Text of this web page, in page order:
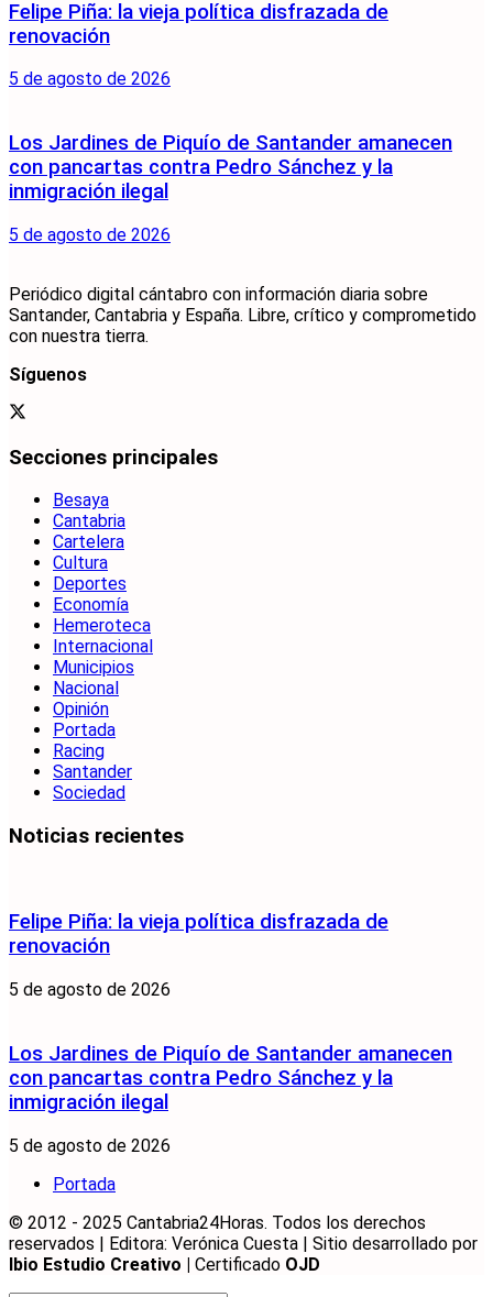
Felipe Piña: la vieja política disfrazada de
renovación
5 de agosto de 2026
Los Jardines de Piquío de Santander amanecen
con pancartas contra Pedro Sánchez y la
inmigración ilegal
5 de agosto de 2026
Periódico digital cántabro con información diaria sobre
Santander, Cantabria y España. Libre, crítico y comprometido
con nuestra tierra.
Síguenos
Secciones principales
Besaya
Cantabria
Cartelera
Cultura
Deportes
Economía
Hemeroteca
Internacional
Municipios
Nacional
Opinión
Portada
Racing
Santander
Sociedad
Noticias recientes
Felipe Piña: la vieja política disfrazada de
renovación
5 de agosto de 2026
Los Jardines de Piquío de Santander amanecen
con pancartas contra Pedro Sánchez y la
inmigración ilegal
5 de agosto de 2026
Portada
© 2012 - 2025 Cantabria24Horas. Todos los derechos
reservados | Editora: Verónica Cuesta | Sitio desarrollado por
Ibio Estudio Creativo | Certificado OJD